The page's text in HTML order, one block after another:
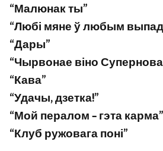
“Малюнак ты”
“Любі мяне ў любым
“Дары”
“Чырвонае віно
“Кава”
“Удачы, дзетка!”
“Мой пералом – гэта карма”
“Клуб ружовага поні”